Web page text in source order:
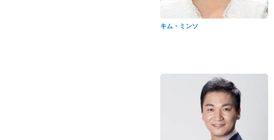
キム・ミンソ